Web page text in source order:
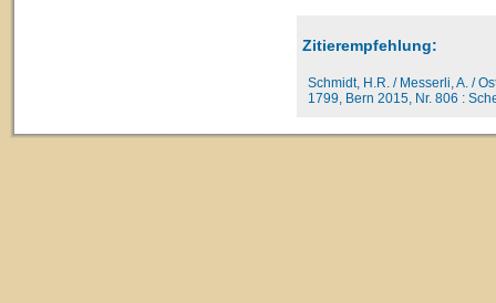
Zitierempfehlung:
Schmidt, H.R. / Messerli, A. /
1799, Bern 2015, Nr. 806 :